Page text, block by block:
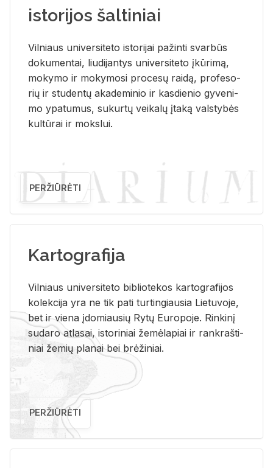
istorijos šaltiniai
Vil­niaus uni­ver­si­te­to is­to­ri­jai pa­žin­ti svar­būs
do­ku­men­tai, liu­di­jan­tys uni­ver­si­te­to įkū­ri­mą,
mo­ky­mo ir mo­ky­mo­si pro­ce­sų rai­dą, pro­fe­so­
rių ir stu­den­tų aka­de­mi­nio ir kas­die­nio gy­ve­ni­
mo ypa­tu­mus, su­kur­tų vei­ka­lų įta­ką vals­ty­bės
kul­tū­rai ir moks­lui.
PERŽIŪRĖTI
Kartografija
Vil­niaus uni­ver­si­te­to bi­b­lio­te­kos kar­to­gra­fi­jos
ko­lek­ci­ja yra ne tik pati tur­tin­giau­sia Lie­tu­vo­je,
bet ir vie­na įdo­miau­sių Rytų Eu­ro­po­je. Rin­ki­nį
su­da­ro at­la­sai, is­to­ri­niai že­mė­la­piai ir rank­raš­ti­
niai že­mių pla­nai bei brė­ži­niai.
PERŽIŪRĖTI